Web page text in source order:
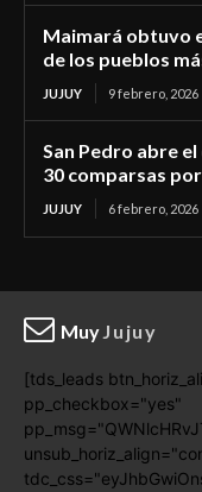
Maimará obtuvo
de los pueblos
JUJUY 9 febrero, 2026
San Pedro abre
30 comparsas
JUJUY 6 febrero, 2026
MuyJujuy
[tds_leads
pp_checkbox="yes"